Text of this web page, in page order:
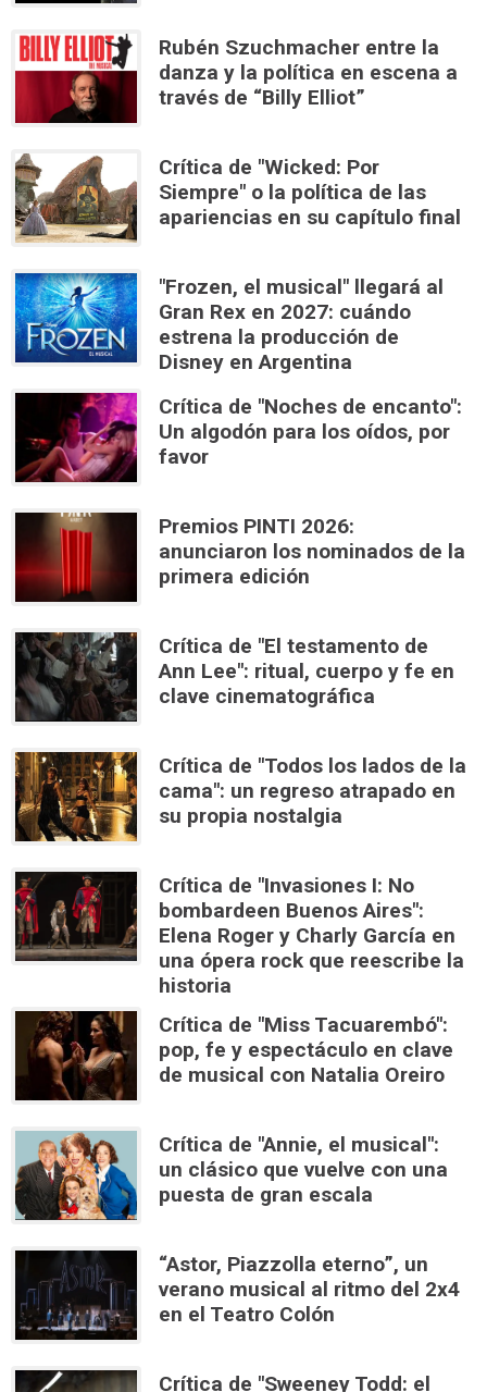
Rubén Szuchmacher entre la
danza y la política en escena a
través de “Billy Elliot”
Crítica de "Wicked: Por
Siempre" o la política de las
apariencias en su capítulo final
"Frozen, el musical" llegará al
Gran Rex en 2027: cuándo
estrena la producción de
Disney en Argentina
Crítica de "Noches de encanto":
Un algodón para los oídos, por
favor
Premios PINTI 2026:
anunciaron los nominados de la
primera edición
Crítica de "El testamento de
Ann Lee": ritual, cuerpo y fe en
clave cinematográfica
Crítica de "Todos los lados de la
cama": un regreso atrapado en
su propia nostalgia
Crítica de "Invasiones I: No
bombardeen Buenos Aires":
Elena Roger y Charly García en
una ópera rock que reescribe la
historia
Crítica de "Miss Tacuarembó":
pop, fe y espectáculo en clave
de musical con Natalia Oreiro
Crítica de "Annie, el musical":
un clásico que vuelve con una
puesta de gran escala
“Astor, Piazzolla eterno”, un
verano musical al ritmo del 2x4
en el Teatro Colón
Crítica de "Sweeney Todd: el